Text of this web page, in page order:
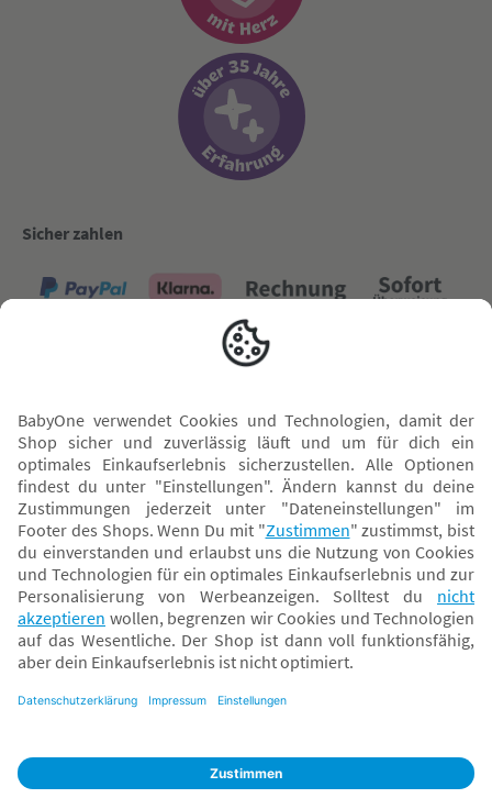
Sicher zahlen
Versand mit
* Alle Preise inkl. MwSt. und ggf. zzgl.Versandkosten. Der dargestellte Preis gilt -
abhängig von der von dir gewählten Option - im BabyOne-Onlineshop oder bei
Abholung in dem von dir gewählten BabyOne-Franchise-Betrieb. Der für den
Onlineshop geltende Preis stellt bei einem Verkauf durch unsere Franchise-
Nehmer eine unverbindliche Preisempfehlung dar. Der Verkaufspreis der
daher von dem Verkaufspreis im Onlineshop abweichen. Angaben zu
Klarna.